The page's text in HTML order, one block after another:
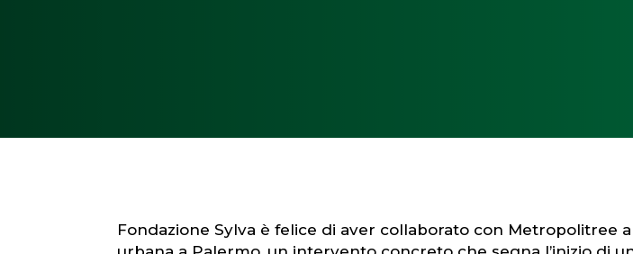
Fondazione Sylva è felice di aver collaborato con Metropolitree